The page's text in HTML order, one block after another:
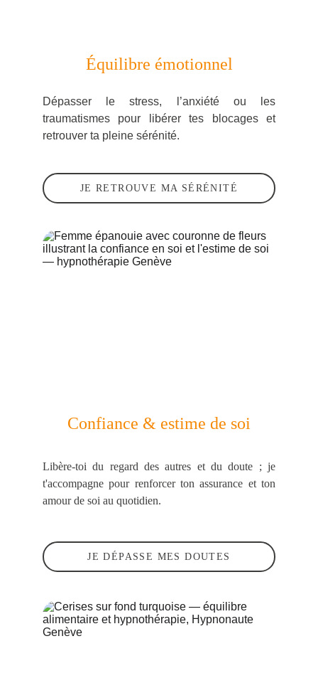
Équilibre émotionnel
Dépasser lestress, l’anxiété ou les
traumatismes pour libérer tes blocages et
retrouver ta pleine sérénité.
Confiance & estime de soi
Libère-toi du regard des autres et du doute ; je
t'accompagne pour renforcer ton assurance et ton
amour de soi au quotidien.
JE RETROUVE MA SÉRÉNITÉ
JE DÉPASSE MES DOUTES